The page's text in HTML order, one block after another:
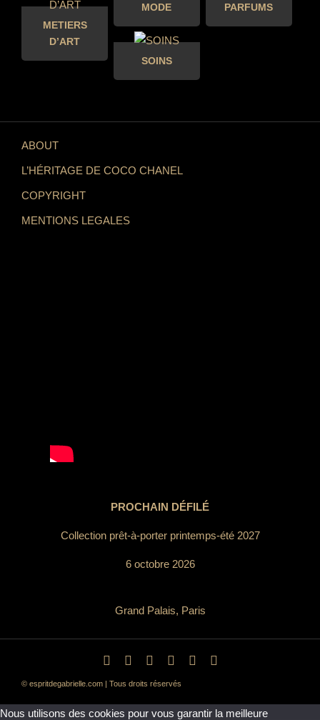
METIERS
D’ART
MODE PARFUMS
SOINS
ABOUT
L’HÉRITAGE DE COCO CHANEL
COPYRIGHT
MENTIONS LEGALES
PROCHAIN DÉFILÉ
Collection prêt-à-porter printemps-été 2027
6 octobre 2026
Grand Palais, Paris
© espritdegabrielle.com | Tous droits réservés
Nous utilisons des cookies pour vous garantir la meilleure